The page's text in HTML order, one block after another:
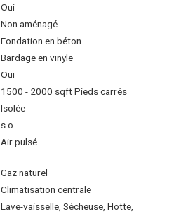
Oui
Non aménagé
Fondation en béton
Bardage en vinyle
Oui
1500 - 2000 sqft Pieds carrés
Isolée
s.o.
Air pulsé
Gaz naturel
Climatisation centrale
Lave-vaisselle, Sécheuse, Hotte,